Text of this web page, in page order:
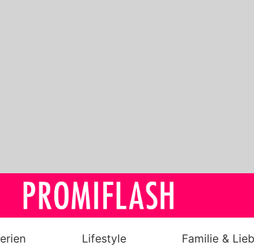
Lifestyle Familie &